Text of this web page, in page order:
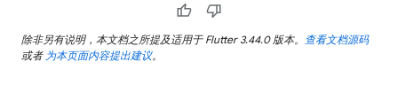
thumb_up thumb_down
除非另有说明，本文档之所提及适用于 Flutter 3.44.0 版本。 查看文档源码
或者 为本页面内容提出建议。